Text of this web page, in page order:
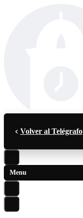
Volver al Telégrafo
Menu